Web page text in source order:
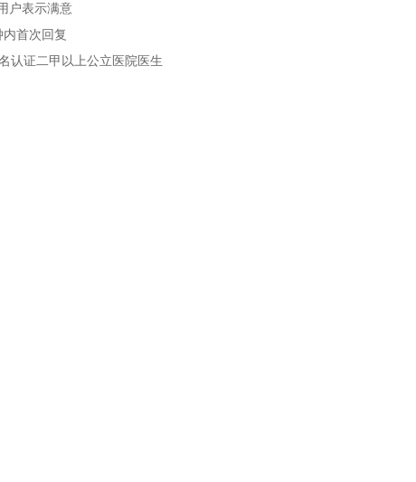
户表示满意
内首次回复
认证二甲以上公立医院医生